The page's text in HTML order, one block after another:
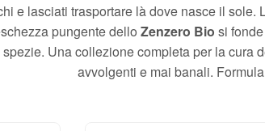
e lasciati trasportare là dove nasce il sole.
pungente dello Zenzero Bio si
Una collezione completa per la cura
avvolgenti e mai banali.